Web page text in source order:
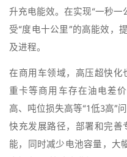
升充电能效。在实现“一秒
受“度电十公里”的高能效，
及进程。
在商用车领域，高压超快化
重卡等商用车存在油电差
高、吨位损失高等“1低3高”
快充发展路径，部署和完善
能，同时减少电池容量，大